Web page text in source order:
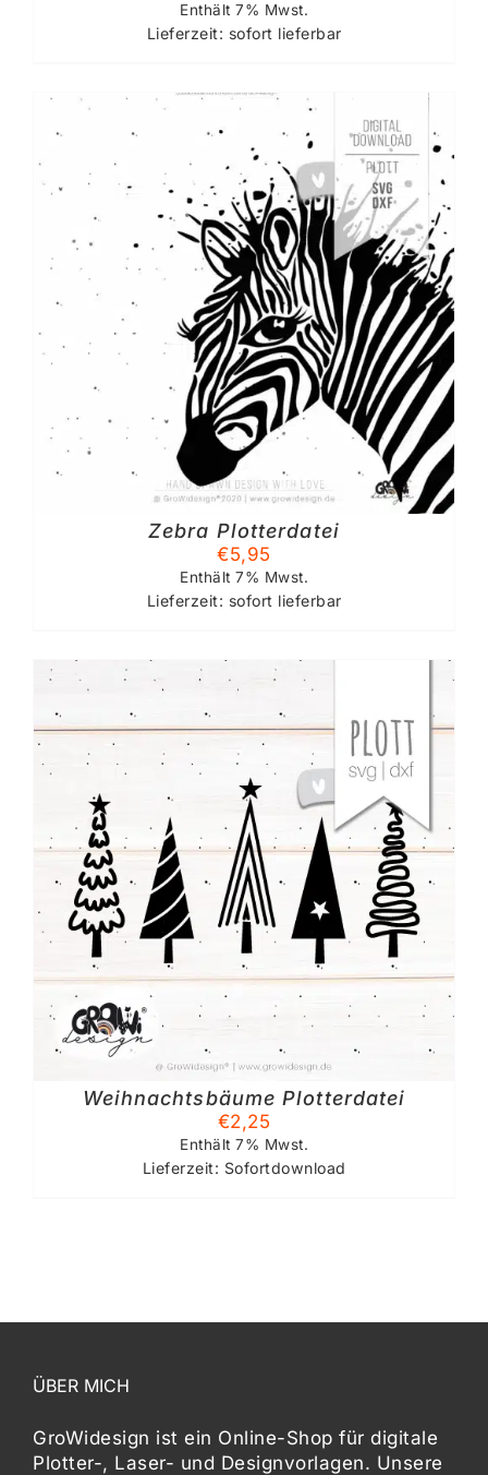
Enthält 7% Mwst.
Lieferzeit: sofort lieferbar
Zebra Plotterdatei
€5,95
Enthält 7% Mwst.
Lieferzeit: sofort lieferbar
Weihnachtsbäume Plotterdatei
€2,25
Enthält 7% Mwst.
Lieferzeit: Sofortdownload
ÜBER MICH
GroWidesign ist ein Online-Shop für digitale
Plotter-, Laser- und Designvorlagen. Unsere